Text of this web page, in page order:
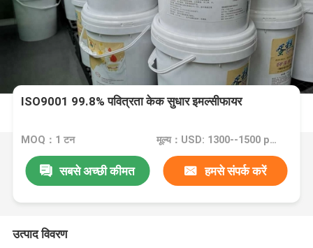
ISO9001 99.8% पवित्रता केक सुधार इमल्सीफायर
MOQ：1 टन मूल्य：USD: 1300--1500 per Ton
सबसे अच्छी कीमत हमसे संपर्क करें
उत्पाद विवरण